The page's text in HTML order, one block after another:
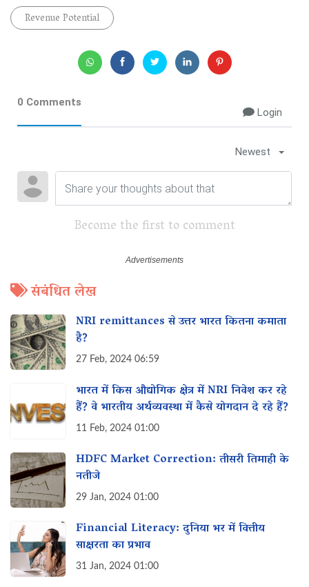
Revenue Potential
0 Comments
Login
Newest
Become the first to comment
संबंधित लेख
NRI remittances से उत्तर भारत कितना कमाता
है?
27 Feb, 2024 06:59
भारत में किस औद्योगिक क्षेत्र में NRI निवेश कर रहे
हैं? वे भारतीय अर्थव्यवस्था में कैसे योगदान दे रहे हैं?
11 Feb, 2024 01:00
HDFC Market Correction: तीसरी तिमाही के
नतीजे
29 Jan, 2024 01:00
Financial Literacy: दुनिया भर में वित्तीय
साक्षरता का प्रभाव
31 Jan, 2024 01:00